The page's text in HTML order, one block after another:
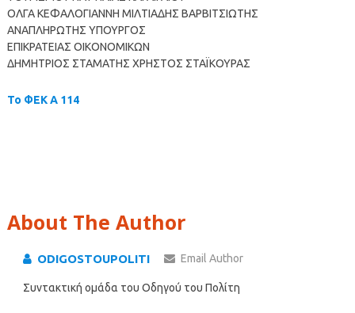
ΟΛΓΑ ΚΕΦΑΛΟΓΙΑΝΝΗ ΜΙΛΤΙΑΔΗΣ ΒΑΡΒΙΤΣΙΩΤΗΣ
ΑΝΑΠΛΗΡΩΤΗΣ ΥΠΟΥΡΓΟΣ
ΕΠΙΚΡΑΤΕΙΑΣ ΟΙΚΟΝΟΜΙΚΩΝ
ΔΗΜΗΤΡΙΟΣ ΣΤΑΜΑΤΗΣ ΧΡΗΣΤΟΣ ΣΤΑΪΚΟΥΡΑΣ
Το ΦΕΚ Α 114
About The Author
ODIGOSTOUPOLITI Email Author
Συντακτική ομάδα του Οδηγού του Πολίτη